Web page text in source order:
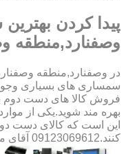
پیدا کردن
وصفنارد,منطقه
در وصفنارد,منطقه
سمساری های بسیاری وجود
فروش کالا های دست دوم
بهره مند شوید.یکی از
این است که کالای دست
کنند.09123069612 آقای میثم افسری